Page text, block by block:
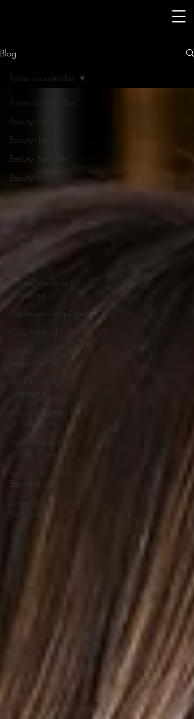
Blog
Todas las entradas
Beauty - facial
Beauty - facial
Beauty - facciale
Beauty - tvar
mirik beauty Salon
Balayage Barcelona
Barcelona
spa capilar
coloración de pelo
Barcelona
Tratamientos capilares
Curly Method
Barcelona
micropigmentación
en Barcelona
transformación de
cabello Barcelona
extensiones invisibles
Barcelona
corrección de color
Barcelona
Todas las entradas